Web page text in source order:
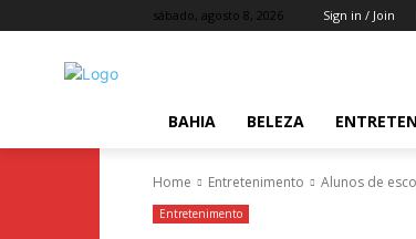
sábado, agosto 8, 2026 Sign in / Join
BAHIA BELEZA
Home Entretenimento Alunos de
Entretenimento